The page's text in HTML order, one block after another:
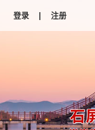
登录 | 注册